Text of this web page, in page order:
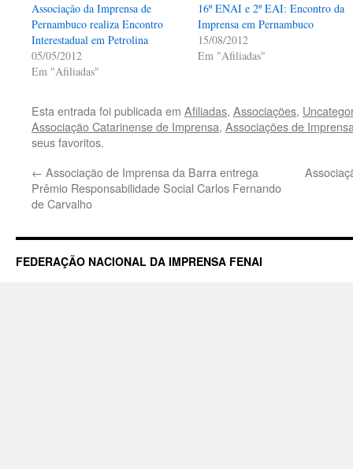
Associação da Imprensa de
Pernambuco realiza Encontro
Interestadual em Petrolina
05/05/2012
Em "Afiliadas"
16º ENAI e 2º EAI: Encontro da
Imprensa em Pernambuco
15/08/2012
Em "Afiliadas"
Esta entrada foi publicada em Afiliadas, Associações,
Associação Catarinense de Imprensa, Associações de
seus favoritos.
← Associação de Imprensa da Barra entrega
Prêmio Responsabilidade Social Carlos Fernando
de Carvalho
FEDERAÇÃO NACIONAL DA IMPRENSA FENAI